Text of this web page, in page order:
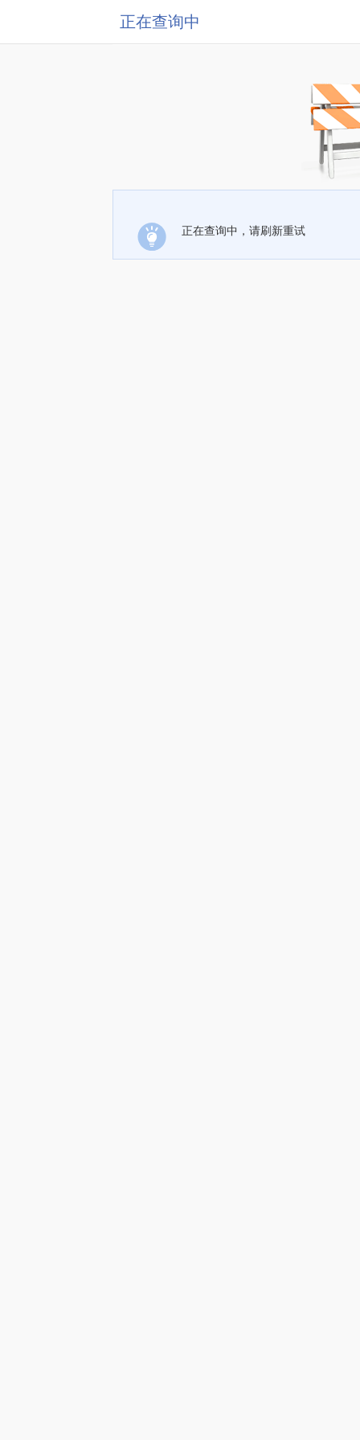
正在查询中
正在查询中，请刷新重试